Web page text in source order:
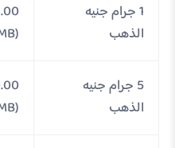
1 جرام جنيه
الذهب
(RMB)
5 جرام جنيه
الذهب
(RMB)